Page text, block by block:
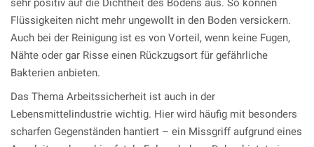
Flüssigkeiten nicht mehr ungewollt in den Boden versickern.
Auch bei der Reinigung ist es von Vorteil, wenn keine Fugen,
Nähte oder gar Risse einen Rückzugsort für gefährliche
Bakterien anbieten.
Das Thema Arbeitssicherheit ist auch in der
Lebensmittelindustrie wichtig. Hier wird häufig mit besonders
scharfen Gegenständen hantiert – ein Missgriff aufgrund eines